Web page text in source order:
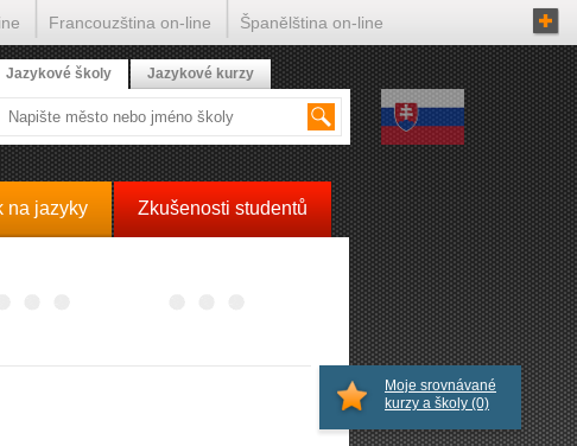
na jazyky Zkušenosti studentů
Moje srovnávané
kurzy a školy (0)
Jazykové školy Jazykové kurzy
Francouzština on-line Španělština on-line